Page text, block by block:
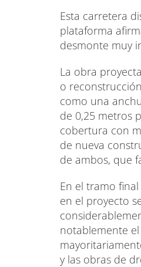
Esta carretera
plataforma
desmonte muy
La obra
o
como una
de 0,25 metros
cobertura con
de nueva
de ambos, que
En el tramo
en el proyecto
notablemente
y las obras de